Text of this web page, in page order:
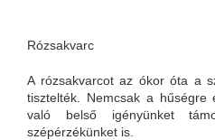
Rózsakvarc
A rózsakvarcot az ókor óta a
tisztelték. Nemcsak a hűségre
való belső igényünket
szépérzékünket is.